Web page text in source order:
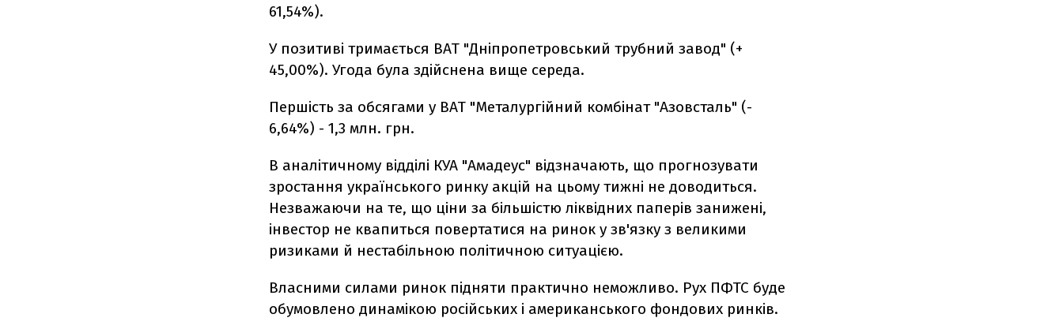
61,54%).
У позитиві тримається ВАТ "Дніпропетровський трубний завод" (+
45,00%). Угода була здійснена вище середа.
Першість за обсягами у ВАТ "Металургійний комбінат "Азовсталь" (-
6,64%) - 1,3 млн. грн.
В аналітичному відділі КУА "Амадеус" відзначають, що прогнозувати
зростання українського ринку акцій на цьому тижні не доводиться.
Незважаючи на те, що ціни за більшістю ліквідних паперів занижені,
інвестор не квапиться повертатися на ринок у зв'язку з великими
ризиками й нестабільною політичною ситуацією.
Власними силами ринок підняти практично неможливо. Рух ПФТС буде
обумовлено динамікою російських і американського фондових ринків.